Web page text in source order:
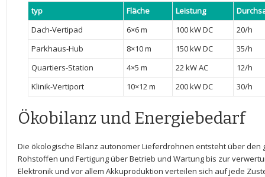
typ Fläche Leistung
Dach-Vertipad
6×6 m 100 kW DC
20/h
Parkhaus-Hub
8×10 m 150 kW DC
35/h
Quartiers-Station
4×5⁣ m 22 kW AC
12/h
Klinik-Vertiport
10×12 m 200 ‍kW DC 30/h
Ökobilanz ⁢und Energiebedarf
Die ökologische Bilanz autonomer Lieferdrohnen entsteht über ‌den
Rohstoffen ⁤und Fertigung ‍über Betrieb und⁣ Wartung bis zur
Elektronik ‍und vor ⁣allem Akkuproduktion‌ verteilen sich auf ‌jede